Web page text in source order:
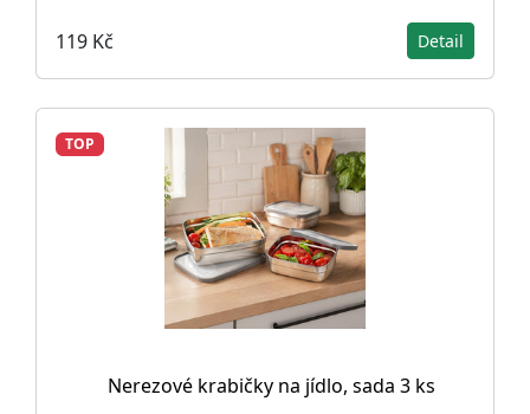
119 Kč Detail
TOP
Nerezové krabičky na jídlo, sada 3 ks